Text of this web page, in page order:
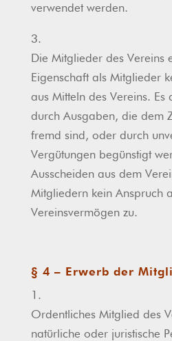
verwendet werden.
3.
Die Mitglieder des Vereins
Eigenschaft als Mitglieder
aus Mitteln des Vereins. Es
durch Ausgaben, die dem
fremd sind, oder durch
Vergütungen begünstigt
Ausscheiden aus dem
Mitgliedern kein Anspruch
Vereinsvermögen zu.
§ 4 – Erwerb der
1.
Ordentliches Mitglied des
natürliche oder juristische